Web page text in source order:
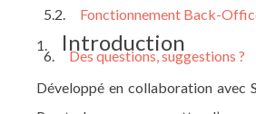
Fonctionnement Back-
Des questions, suggestions ?
1. Introduction
Développé en collaboration avec